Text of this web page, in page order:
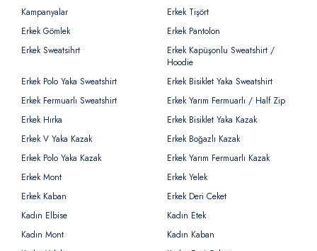
Kampanyalar
Erkek Tişört
Erkek Gömlek
Erkek Pantolon
Erkek Sweatsihrt
Erkek Kapüşonlu Sweatshirt /
Hoodie
Erkek Polo Yaka Sweatshirt
Erkek Bisiklet Yaka Sweatshirt
Erkek Fermuarlı Sweatshirt
Erkek Yarım Fermuarlı / Half Zip
Erkek Hırka
Erkek Bisiklet Yaka Kazak
Erkek V Yaka Kazak
Erkek Boğazlı Kazak
Erkek Polo Yaka Kazak
Erkek Yarım Fermuarlı Kazak
Erkek Mont
Erkek Yelek
Erkek Kaban
Erkek Deri Ceket
Kadın Elbise
Kadın Etek
Kadın Mont
Kadın Kaban